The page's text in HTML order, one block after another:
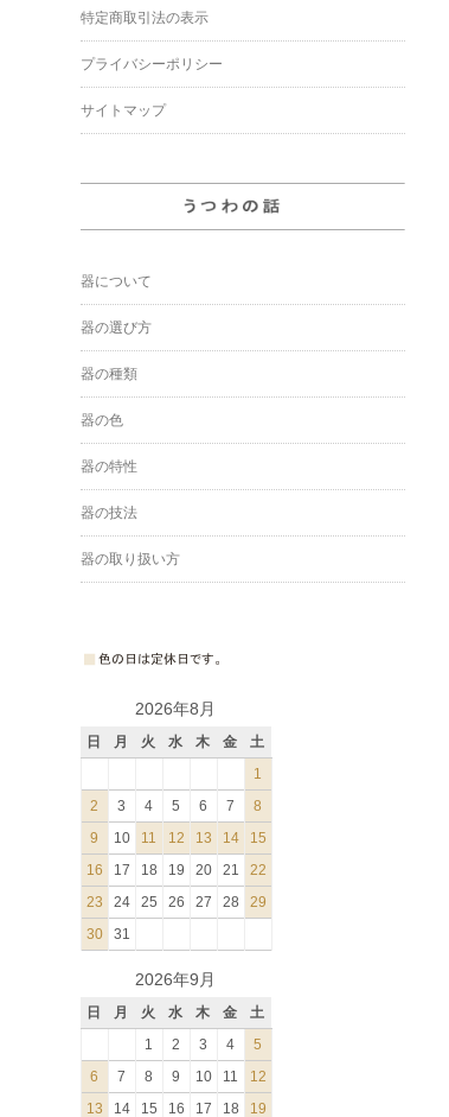
特定商取引法の表示
プライバシーポリシー
サイトマップ
器について
器の選び方
器の種類
器の色
器の特性
器の技法
器の取り扱い方
2026年8月
日 月 火 水 木 金
土
1
2
3 4 5 6 7
8
9
10 11 12 13 14
15
16
17 18 19 20 21
22
23
24 25 26 27 28
29
30
31
2026年9月
日 月 火 水 木 金
土
1
2 3 4
5
6
7 8 9 10 11
12
13
14 15 16 17 18 19